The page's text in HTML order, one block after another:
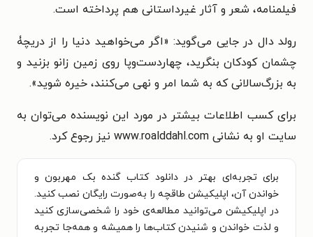
فیلمنامه، شعر و آثار غیرداستانی هم پرداخته است.
رولد دال در جایی می‌گوید: «اگر می‌خواهید دنیا را از دریچۀ
چشمان کودکان بنگرید، چهاردست‌وپا روی زمین زانو بزنید و
به بزرگ‌سالانی که به شما امر و نهی می‌کنند، خیره شوید».
برای کسب اطلاعات بیشتر در مورد این نویسنده می‌توان به
سایت او به نشانی www.roalddahl.com نیز رجوع کرد.
برای تجربه‌ای بهتر در دانلود کتاب گنده بک مهربون و
خواندن آن، اپلیکیشن طاقچه را به‌صورت رایگان نصب کنید.
در اپلیکیشن می‌توانید مطالعه‌ی خود را شخصی‌سازی کنید
و لذت خواندن و شنیدن کتاب‌ها را همیشه و همه‌جا تجربه